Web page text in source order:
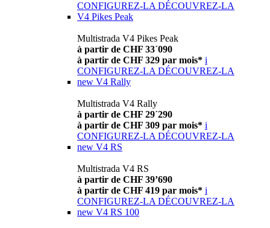
CONFIGUREZ-LA DÉCOUVREZ-LA
V4 Pikes Peak
Multistrada V4 Pikes Peak
à partir de CHF 33´090
à partir de CHF 329 par mois* i
CONFIGUREZ-LA DÉCOUVREZ-LA
new V4 Rally
Multistrada V4 Rally
à partir de CHF 29´290
à partir de CHF 309 par mois* i
CONFIGUREZ-LA DÉCOUVREZ-LA
new V4 RS
Multistrada V4 RS
à partir de CHF 39’690
à partir de CHF 419 par mois* i
CONFIGUREZ-LA DÉCOUVREZ-LA
new V4 RS 100